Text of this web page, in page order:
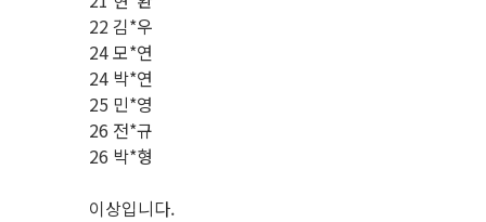
22 김*우
24 모*연
24 박*연
25 민*영
26 전*규
26 박*형
이상입니다.